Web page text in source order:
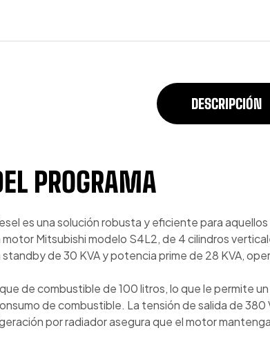
DESCRIPCIÓN
PROGRAMA
es una solución robusta y eficiente para
Mitsubishi modelo S4L2, de 4 cilindros
de 30 KVA y potencia prime de 28 KVA,
de combustible de 100 litros, lo que le permite
de combustible. La tensión de salida de
por radiador asegura que el motor